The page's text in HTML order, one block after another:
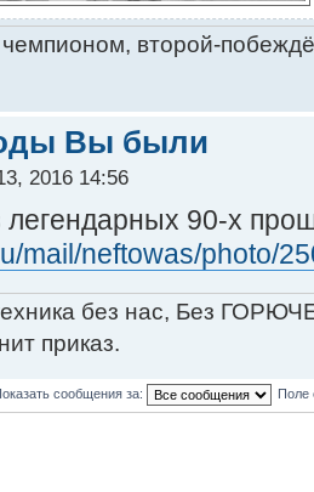
второй-
Вы были
2016 14:56
90-х
mail/neftowas/photo/
без нас, Без
приказ.
сообщения за: Поле